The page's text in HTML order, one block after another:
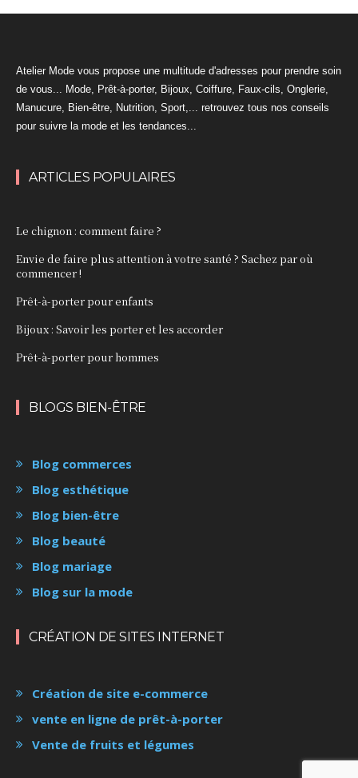
Atelier Mode vous propose une multitude d'adresses pour prendre soin
de vous... Mode, Prêt-à-porter, Bijoux, Coiffure, Faux-cils, Onglerie,
Manucure, Bien-être, Nutrition, Sport,... retrouvez tous nos conseils
pour suivre la mode et les tendances...
ARTICLES POPULAIRES
Le chignon : comment faire ?
Envie de faire plus attention à votre santé ? Sachez par où
commencer !
Prêt-à-porter pour enfants
Bijoux : Savoir les porter et les accorder
Prêt-à-porter pour hommes
BLOGS BIEN-ÊTRE
Blog commerces
Blog esthétique
Blog bien-être
Blog beauté
Blog mariage
Blog sur la mode
CRÉATION DE SITES INTERNET
Création de site e-commerce
vente en ligne de prêt-à-porter
Vente de fruits et légumes